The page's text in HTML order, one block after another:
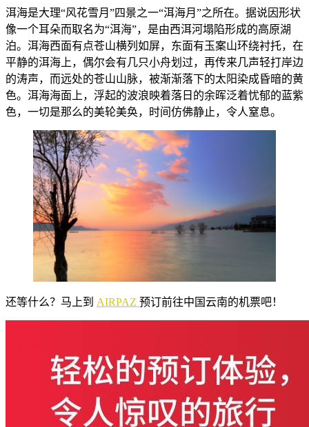
洱海是大理“风花雪月”四景之一“洱海月”之所在。据说因形状
像一个耳朵而取名为“洱海”，是由西洱河塌陷形成的高原湖
泊。洱海西面有点苍山横列如屏，东面有玉案山环绕衬托，在
平静的洱海上，偶尔会有几只小舟划过，再传来几声轻打岸边
的涛声，而远处的苍山山脉，被渐渐落下的太阳染成昏暗的黄
色。洱海海面上，浮起的波浪映着落日的余晖泛着忧郁的蓝紫
色，一切是那么的美轮美奂，时间仿佛静止，令人窒息。
还等什么？马上到 AIRPAZ 预订前往中国云南的机票吧！